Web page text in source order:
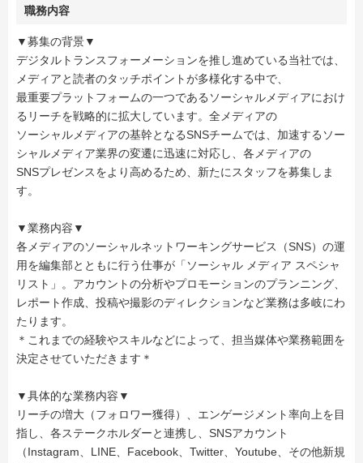
職務内容
▼募集の背景▼
デジタルトランスフォーメーションを推し進めている当社では、
メディアと読者のタッチポイントが多様化する中で、
最重要プラットフォームの一つであるソーシャルメディアにおけ
るリーチを戦略的に拡大しています。全メディアの
ソーシャルメディアの基幹となるSNSチームでは、加速するソー
シャルメディア業界の変遷に迅速に対応し、各メディアの
SNSプレゼンスをより高めるため、新たにスタッフを募集しま
す。
▼業務内容▼
各メディアのソーシャルネットワーキングサービス（SNS）の運
用を編集部とともに行う仕事が「ソーシャル メディア スペシャ
リスト」。アカウントの分析やプロモーションのプランニング、
レポート作成、投稿や撮影のディレクションなど業務は多岐にわ
たります。
＊これまでの経験やスキルなどによって、担当媒体や業務範囲を
決定させていただきます＊
▼具体的な業務内容▼
リーチの増大（フォロワー獲得）、エンゲージメント率向上を目
指し、各ステークホルダーと連携し、SNSアカウント
（Instagram、LINE、Facebook、Twitter、Youtube、その他新規